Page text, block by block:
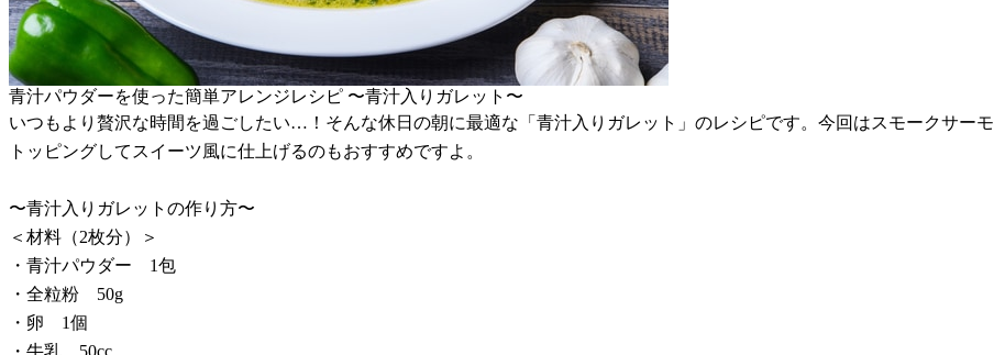
青汁パウダーを使った簡単アレンジレシピ 〜青汁入りガレット〜
いつもより贅沢な時間を過ごしたい…！そんな休日の朝に最適な「青汁入りガレット」のレシピです。今回はスモークサー
トッピングしてスイーツ風に仕上げるのもおすすめですよ。
〜青汁入りガレットの作り方〜
＜材料（2枚分）＞
・青汁パウダー 1包
・全粒粉 50g
・卵 1個
・牛乳 50cc